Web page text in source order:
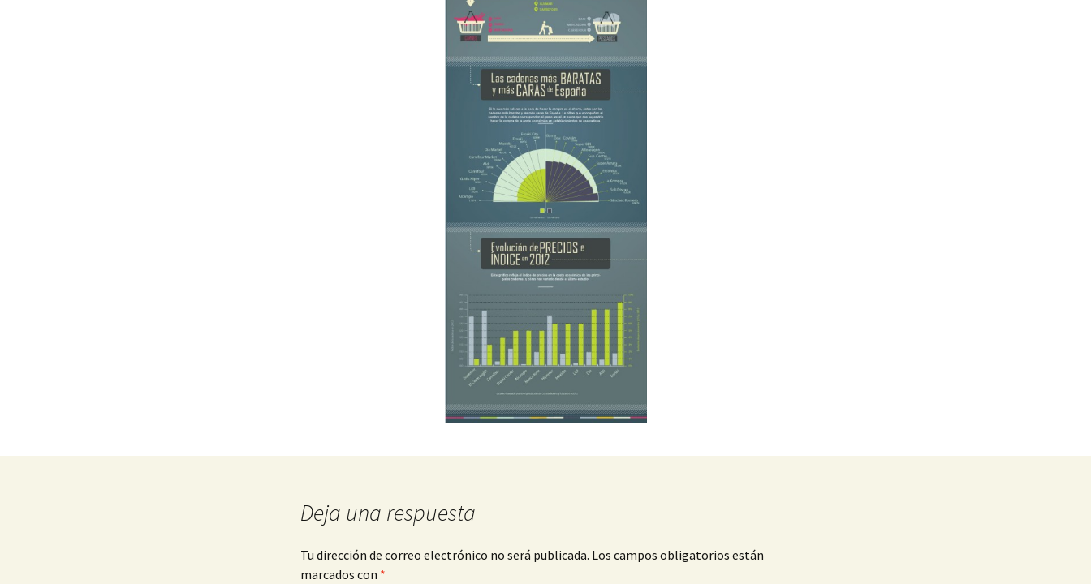
Deja una respuesta
Tu dirección de correo electrónico no será publicada. Los campos obligatorios están
marcados con *